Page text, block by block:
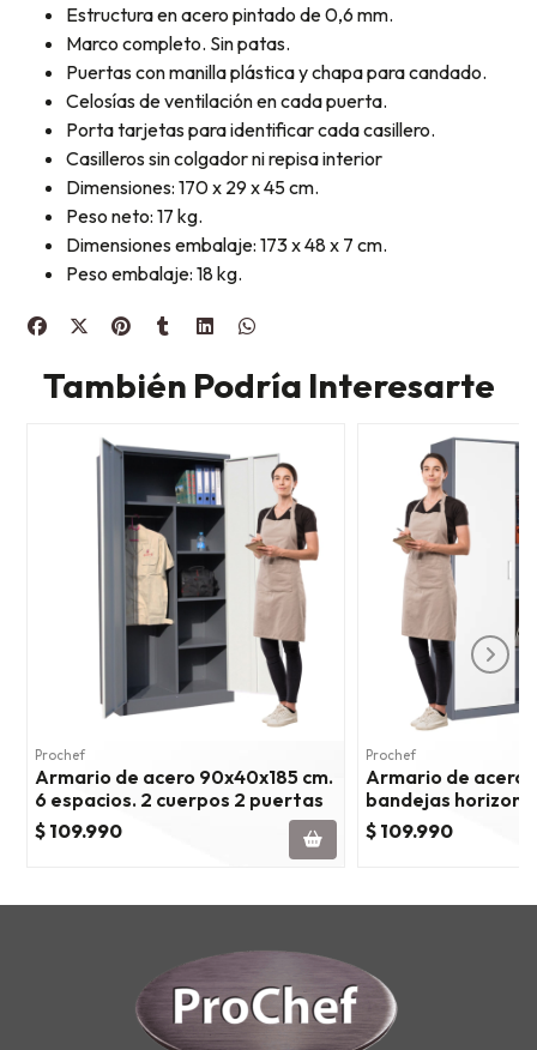
Estructura en acero pintado de 0,6 mm.
Marco completo. Sin patas.
Puertas con manilla plástica y chapa para candado.
Celosías de ventilación en cada puerta.
Porta tarjetas para identificar cada casillero.
Casilleros sin colgador ni repisa interior
Dimensiones: 170 x 29 x 45 cm.
Peso neto: 17 kg.
Dimensiones embalaje: 173 x 48 x 7 cm.
Peso embalaje: 18 kg.
También Podría Interesarte
Prochef
Armario de acero 90x40x185 cm.
6 espacios. 2 cuerpos 2 puertas
$ 109.990
Prochef
Armario de acero
bandejas
cuerpos 2 puertas
$ 109.990